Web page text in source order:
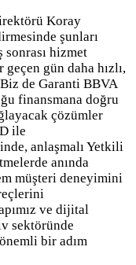
Koray
şunları
sonrası hizmet
gün daha hızlı,
de Garanti BBVA
finansmana doğru
çözümler
ile
anlaşmalı Yetkili
anında
müşteri deneyimini
ve dijital
sektöründe
bir adım